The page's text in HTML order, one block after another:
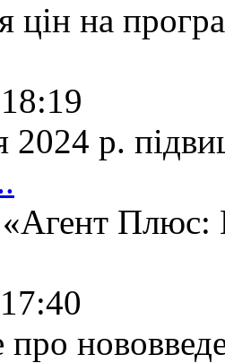
цін на
2024 р.
Плюс:
про